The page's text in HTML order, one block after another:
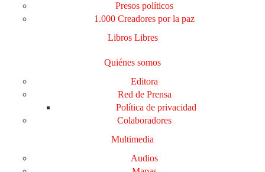
Presos políticos
1.000 Creadores por la paz
Libros Libres
Quiénes somos
Editora
Red de Prensa
Política de privacidad
Colaboradores
Multimedia
Audios